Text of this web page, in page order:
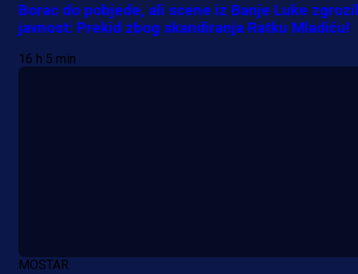
Borac do pobjede, ali scene iz Banje Luke
javnost: Prekid zbog skandiranja Ratku Mladiću!
16 h 5 min
MOSTAR